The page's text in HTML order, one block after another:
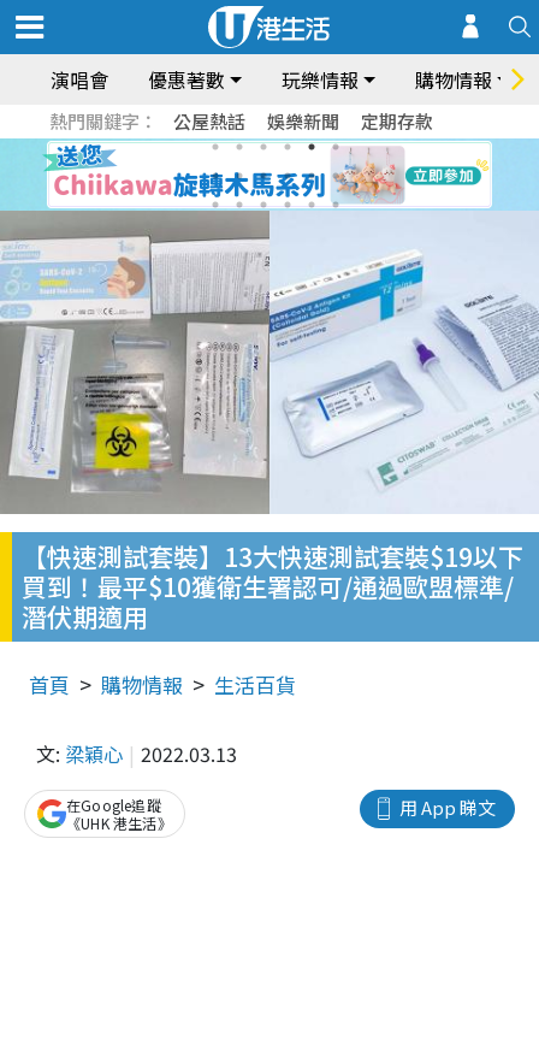
演唱會 優惠著數 玩樂情報 購物情報
熱門關鍵字： 公屋熱話 娛樂新聞 定期存款
【快速測試套裝】13大快速測試套裝$19以下
買到！最平$10獲衛生署認可/通過歐盟標準/
潛伏期適用
首頁 購物情報 生活百貨
文: 梁穎心 2022.03.13
用 App 睇文
在Google追蹤
《UHK 港生活》